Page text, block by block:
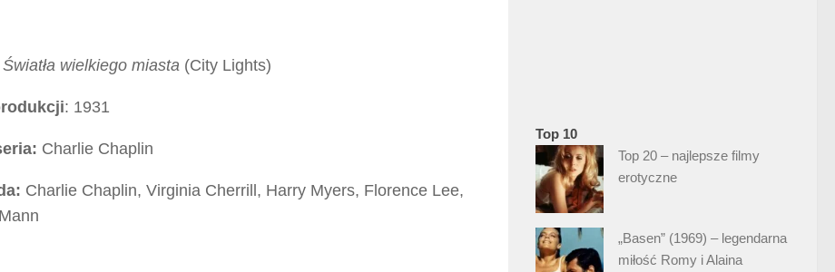
Światła wielkiego miasta (City Lights)
: 1931
Charlie Chaplin
Charlie Chaplin, Virginia Cherrill, Harry Myers, Florence Lee,
Top 10
Top 20 – najlepsze filmy
erotyczne
„Basen” (1969) – legendarna
miłość Romy i Alaina